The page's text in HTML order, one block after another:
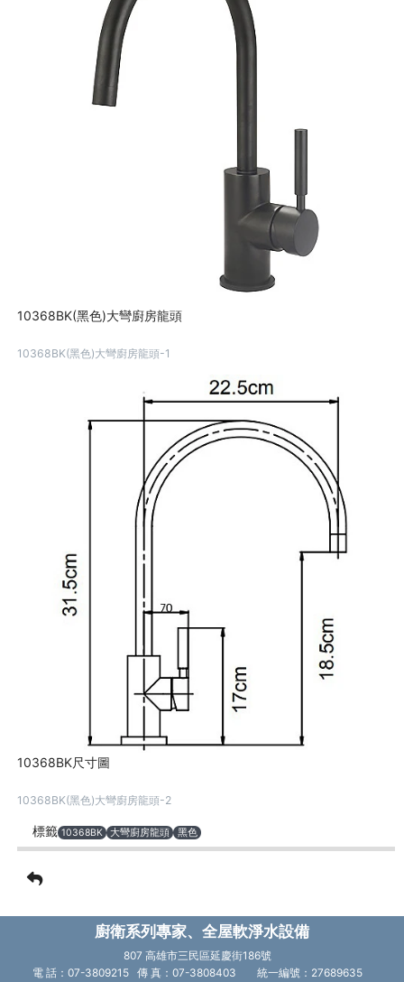
10368BK(黑色)大彎廚房龍頭
10368BK(黑色)大彎廚房龍頭-1
10368BK尺寸圖
10368BK(黑色)大彎廚房龍頭-2
標籤 10368BK 大彎廚房龍頭 黑色
廚衛系列專家、全屋軟淨水設備
807 高雄市三民區延慶街186號
電 話：07-3809215 傳 真：07-3808403
統一編號：27689635